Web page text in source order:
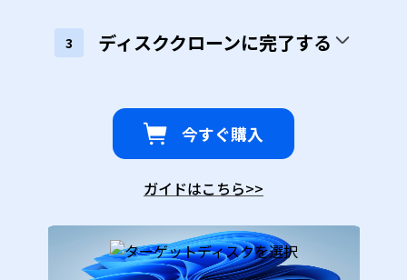
3 ディスククローンに完了する
今すぐ購入
ガイドはこちら>>